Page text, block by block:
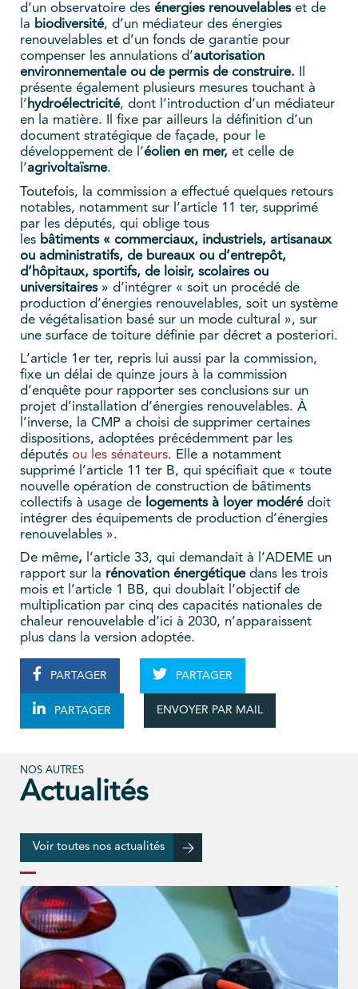
d’un observatoire des énergies renouvelables et de
la biodiversité, d’un médiateur des énergies
renouvelables et d’un fonds de garantie pour
compenser les annulations d’autorisation
environnementale ou de permis de construire.
présente également plusieurs mesures touchant à
l’ hydroélectricité, dont l’introduction d’un médiateur
en la matière. Il fixe par ailleurs la définition d’un
document stratégique de façade, pour le
développement de l’éolien en mer, et celle de
l’agrivoltaïsme.
Toutefois, la commission a effectué quelques retours
notables, notamment sur l’article 11 ter, supprimé
par les députés, qui oblige tous
les bâtiments « commerciaux, industriels, artisanaux
ou administratifs, de bureaux ou d’entrepôt,
d’hôpitaux, sportifs, de loisir, scolaires ou
universitaires » d’intégrer « soit un procédé de
production d’énergies renouvelables, soit un système
de végétalisation basé sur un mode cultural », sur
une surface de toiture définie par décret a posteriori.
L’article 1er ter, repris lui aussi par la commission,
fixe un délai de quinze jours à la commission
d’enquête pour rapporter ses conclusions sur un
projet d’installation d’énergies renouvelables. À
l’inverse, la CMP a choisi de supprimer certaines
dispositions, adoptées précédemment par les
députés ou les sénateurs. Elle a notamment
supprimé l’article 11 ter B, qui spécifiait que « toute
nouvelle opération de construction de bâtiments
collectifs à usage de logements à loyer modérédoit
intégrer des équipements de production d’énergies
renouvelables ».
De même, l’article 33, qui demandait à l’ADEME un
rapport sur la rénovation énergétiquedans les trois
mois et l’article 1 BB, qui doublait l’objectif de
multiplication par cinq des capacités nationales de
chaleur renouvelable d’ici à 2030, n’apparaissent
plus dans la version adoptée.
PARTAGER PARTAGER
PARTAGER ENVOYER PAR MAIL
NOS AUTRES
Actualités
Voir toutes nos actualités